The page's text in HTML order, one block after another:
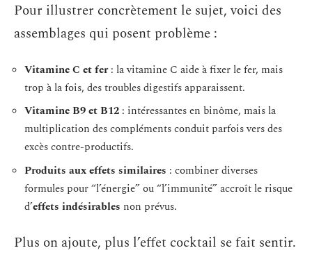
Pour illustrer concrètement le sujet, voici des
assemblages qui posent problème :
Vitamine C et fer: la vitamine C aide à fixer le fer, mais
trop à la fois, des troubles digestifs apparaissent.
Vitamine B9 et B12 : intéressantes en binôme, mais la
multiplication des compléments conduit parfois vers des
excès contre-productifs.
Produits aux effets similaires : combiner diverses
formules pour “l’énergie” ou “l’immunité” accroît le risque
d’effets indésirables non prévus.
Plus on ajoute, plus l’effet cocktail se fait sentir.